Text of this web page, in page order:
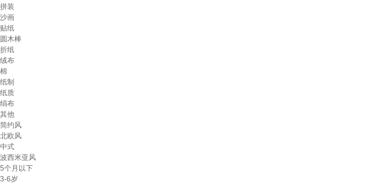
拼装
沙画
贴纸
圆木棒
折纸
绒布
棉
纸制
纸质
绢布
其他
简约风
北欧风
中式
波西米亚风
5个月以下
3-6岁